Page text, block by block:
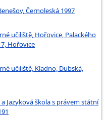
Černoleská 1997
učiliště, Hořovice, Palackého
Hořovice
učiliště, Kladno, Dubská,
Jazyková škola s právem státní